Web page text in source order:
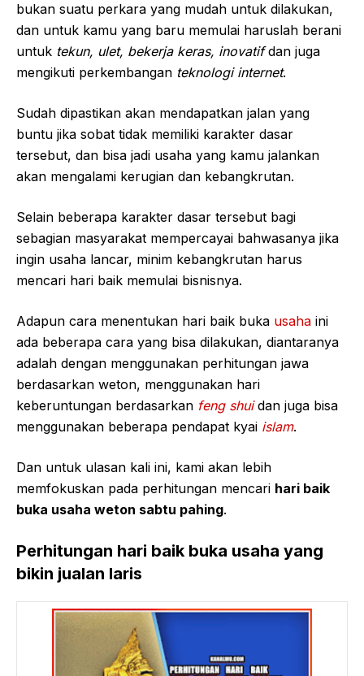
bukan suatu perkara yang mudah untuk dilakukan,
dan untuk kamu yang baru memulai haruslah berani
untuk tekun, ulet, bekerja keras, inovatifdan juga
mengikuti perkembangan teknologi internet.
Sudah dipastikan akan mendapatkan jalan yang
buntu jika sobat tidak memiliki karakter dasar
tersebut, dan bisa jadi usaha yang kamu jalankan
akan mengalami kerugian dan kebangkrutan.
Selain beberapa karakter dasar tersebut bagi
sebagian masyarakat mempercayai bahwasanya jika
ingin usaha lancar, minim kebangkrutan harus
mencari hari baik memulai bisnisnya.
Adapun cara menentukan hari baik buka usaha ini
ada beberapa cara yang bisa dilakukan, diantaranya
adalah dengan menggunakan perhitungan jawa
berdasarkan weton, menggunakan hari
keberuntungan berdasarkan feng shuidan juga bisa
menggunakan beberapa pendapat kyai islam.
Dan untuk ulasan kali ini, kami akan lebih
memfokuskan pada perhitungan mencari hari baik
buka usaha weton sabtu pahing.
Perhitungan hari baik buka usaha yang
bikin jualan laris